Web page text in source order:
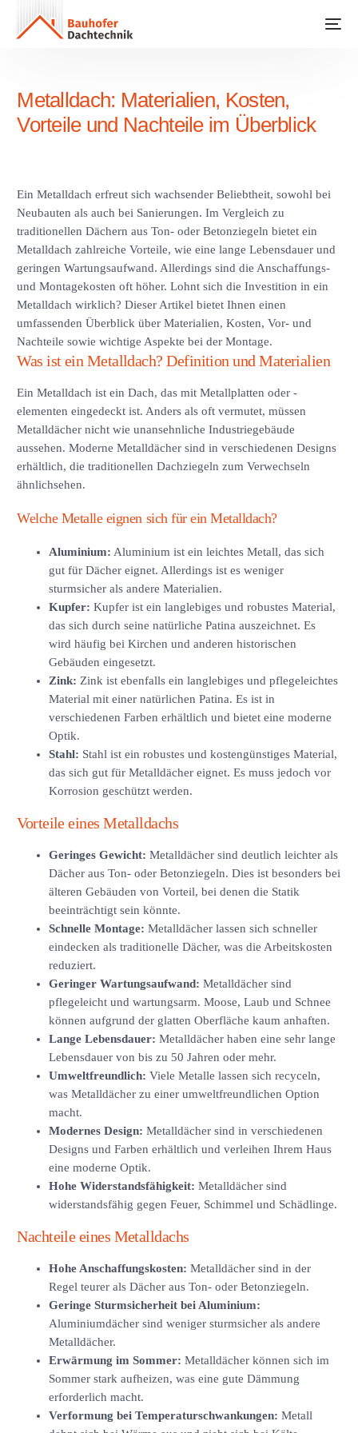
Metalldach: Materialien, Kosten,
Vorteile und Nachteile im Überblick
Ein Metalldach erfreut sich wachsender Beliebtheit, sowohl bei
Neubauten als auch bei Sanierungen. Im Vergleich zu
traditionellen Dächern aus Ton- oder Betonziegeln bietet ein
Metalldach zahlreiche Vorteile, wie eine lange Lebensdauer und
geringen Wartungsaufwand. Allerdings sind die Anschaffungs-
und Montagekosten oft höher. Lohnt sich die Investition in ein
Metalldach wirklich? Dieser Artikel bietet Ihnen einen
umfassenden Überblick über Materialien, Kosten, Vor- und
Nachteile sowie wichtige Aspekte bei der Montage.
Was ist ein Metalldach? Definition und Materialien
Ein Metalldach ist ein Dach, das mit Metallplatten oder -
elementen eingedeckt ist. Anders als oft vermutet, müssen
Metalldächer nicht wie unansehnliche Industriegebäude
aussehen. Moderne Metalldächer sind in verschiedenen Designs
erhältlich, die traditionellen Dachziegeln zum Verwechseln
ähnlichsehen.
Welche Metalle eignen sich für ein Metalldach?
Aluminium: Aluminium ist ein leichtes Metall, das sich
gut für Dächer eignet. Allerdings ist es weniger
sturmsicher als andere Materialien.
Kupfer: Kupfer ist ein langlebiges und robustes Material,
das sich durch seine natürliche Patina auszeichnet. Es
wird häufig bei Kirchen und anderen historischen
Gebäuden eingesetzt.
Zink: Zink ist ebenfalls ein langlebiges und pflegeleichtes
Material mit einer natürlichen Patina. Es ist in
verschiedenen Farben erhältlich und bietet eine moderne
Optik.
Stahl: Stahl ist ein robustes und kostengünstiges Material,
das sich gut für Metalldächer eignet. Es muss jedoch vor
Korrosion geschützt werden.
Vorteile eines Metalldachs
Geringes Gewicht: Metalldächer sind deutlich leichter als
Dächer aus Ton- oder Betonziegeln. Dies ist besonders bei
älteren Gebäuden von Vorteil, bei denen die Statik
beeinträchtigt sein könnte.
Schnelle Montage: Metalldächer lassen sich schneller
eindecken als traditionelle Dächer, was die Arbeitskosten
reduziert.
Geringer Wartungsaufwand: Metalldächer sind
pflegeleicht und wartungsarm. Moose, Laub und Schnee
können aufgrund der glatten Oberfläche kaum anhaften.
Lange Lebensdauer: Metalldächer haben eine sehr lange
Lebensdauer von bis zu 50 Jahren oder mehr.
Umweltfreundlich: Viele Metalle lassen sich recyceln,
was Metalldächer zu einer umweltfreundlichen Option
macht.
Modernes Design: Metalldächer sind in verschiedenen
Designs und Farben erhältlich und verleihen Ihrem Haus
eine moderne Optik.
Hohe Widerstandsfähigkeit: Metalldächer sind
widerstandsfähig gegen Feuer, Schimmel und Schädlinge.
Nachteile eines Metalldachs
Hohe Anschaffungskosten: Metalldächer sind in der
Regel teurer als Dächer aus Ton- oder Betonziegeln.
Geringe Sturmsicherheit bei Aluminium:
Aluminiumdächer sind weniger sturmsicher als andere
Metalldächer.
Erwärmung im Sommer: Metalldächer können sich im
Sommer stark aufheizen, was eine gute Dämmung
erforderlich macht.
Verformung bei Temperaturschwankungen: Metall